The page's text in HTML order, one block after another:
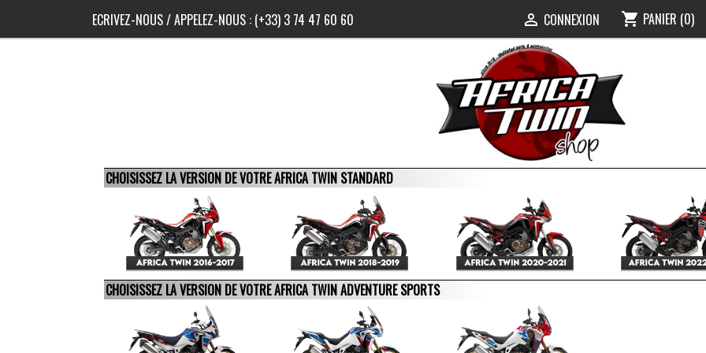
ECRIVEZ-NOUS/ APPELEZ-NOUS : (+33) 3 74 47 60 60  CONNEXION shopping_cart PANIER (0)
CHOISISSEZ LA VERSION DE VOTRE AFRICA TWIN STANDARD
CHOISISSEZ LA VERSION DE VOTRE AFRICA TWIN ADVENTURE SPORTS